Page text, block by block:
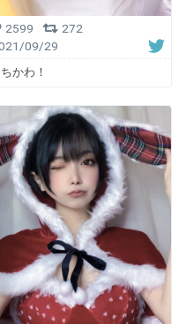
2599
272
09/29
かわ！